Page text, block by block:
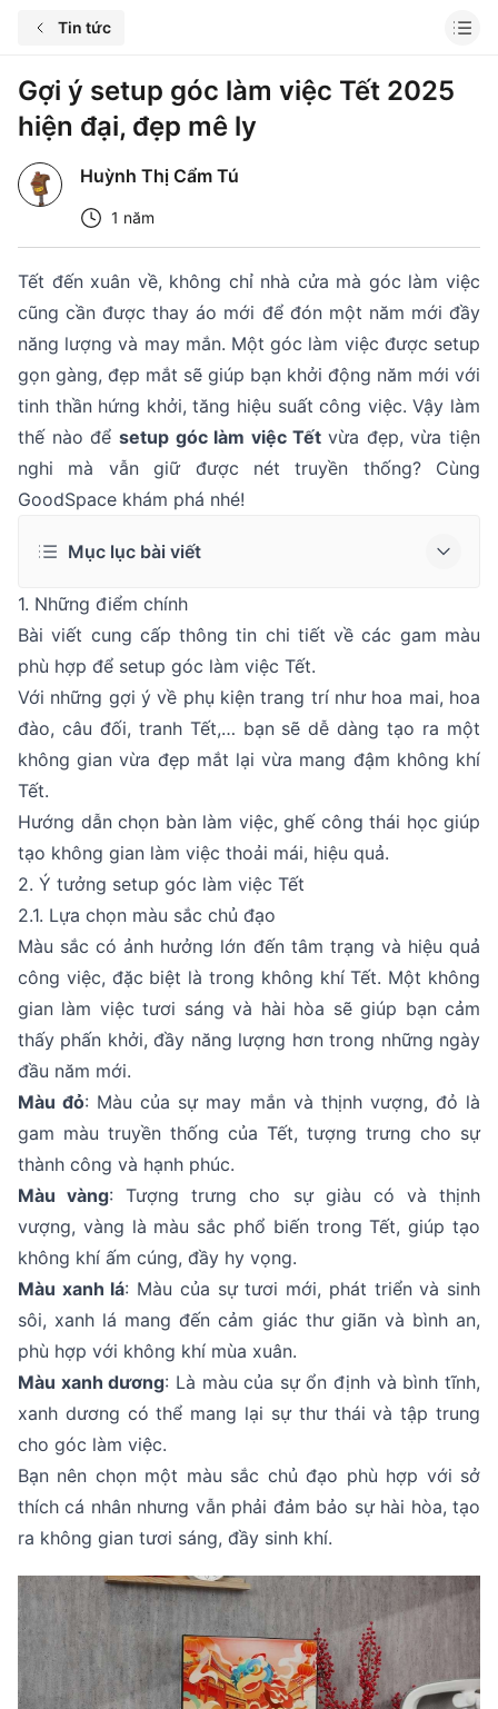
Tin tức
Gợi ý setup góc làm việc Tết 2025
hiện đại, đẹp mê ly
Huỳnh Thị Cẩm Tú
1 năm
Tết đến xuân về, không chỉ nhà cửa mà góc làm việc
cũng cần được thay áo mới để đón một năm mới đầy
năng lượng và may mắn. Một góc làm việc được setup
gọn gàng, đẹp mắt sẽ giúp bạn khởi động năm mới với
tinh thần hứng khởi, tăng hiệu suất công việc. Vậy làm
thế nào để setup góc làm việc Tếtvừa đẹp, vừa tiện
nghi mà vẫn giữ được nét truyền thống? Cùng
GoodSpace khám phá nhé!
Mục lục bài viết
1. Những điểm chính
Bài viết cung cấp thông tin chi tiết về các gam màu
phù hợp để setup góc làm việc Tết.
Với những gợi ý về phụ kiện trang trí như hoa mai, hoa
đào, câu đối, tranh Tết,… bạn sẽ dễ dàng tạo ra một
không gian vừa đẹp mắt lại vừa mang đậm không khí
Tết.
Hướng dẫn chọn bàn làm việc, ghế công thái học giúp
tạo không gian làm việc thoải mái, hiệu quả.
2. Ý tưởng setup góc làm việc Tết
2.1. Lựa chọn màu sắc chủ đạo
Màu sắc có ảnh hưởng lớn đến tâm trạng và hiệu quả
công việc, đặc biệt là trong không khí Tết. Một không
gian làm việc tươi sáng và hài hòa sẽ giúp bạn cảm
thấy phấn khởi, đầy năng lượng hơn trong những ngày
đầu năm mới.
Màu đỏ: Màu của sự may mắn và thịnh vượng, đỏ là
gam màu truyền thống của Tết, tượng trưng cho sự
thành công và hạnh phúc.
Màu vàng: Tượng trưng cho sự giàu có và thịnh
vượng, vàng là màu sắc phổ biến trong Tết, giúp tạo
không khí ấm cúng, đầy hy vọng.
Màu xanh lá: Màu của sự tươi mới, phát triển và sinh
sôi, xanh lá mang đến cảm giác thư giãn và bình an,
phù hợp với không khí mùa xuân.
Màu xanh dương: Là màu của sự ổn định và bình tĩnh,
xanh dương có thể mang lại sự thư thái và tập trung
cho góc làm việc.
Bạn nên chọn một màu sắc chủ đạo phù hợp với sở
thích cá nhân nhưng vẫn phải đảm bảo sự hài hòa, tạo
ra không gian tươi sáng, đầy sinh khí.